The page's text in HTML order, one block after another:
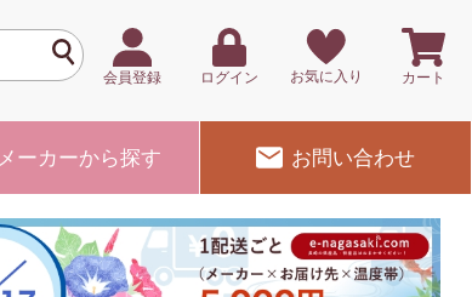
会員登録 ログイン お気に入り カート
メーカーから探す お問い合わせ